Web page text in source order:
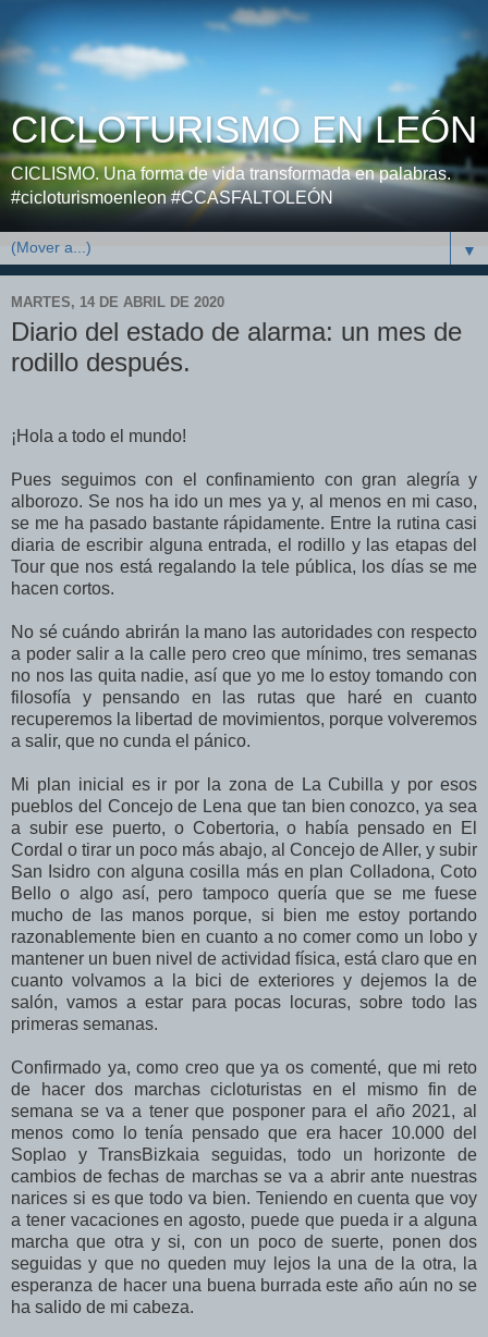
CICLOTURISMO EN LEÓN
CICLISMO. Una forma de vida transformada en palabras.
#cicloturismoenleon #CCASFALTOLEÓN
▼
MARTES, 14 DE ABRIL DE 2020
Diario del estado de alarma: un mes de
rodillo después.
¡Hola a todo el mundo!
Pues seguimos con el confinamiento con gran alegría y
alborozo. Se nos ha ido un mes ya y, al menos en mi caso,
se me ha pasado bastante rápidamente. Entre la rutina casi
diaria de escribir alguna entrada, el rodillo y las etapas del
Tour que nos está regalando la tele pública, los días se me
hacen cortos.
No sé cuándo abrirán la mano las autoridades con respecto
a poder salir a la calle pero creo que mínimo, tres semanas
no nos las quita nadie, así que yo me lo estoy tomando con
filosofía y pensando en las rutas que haré en cuanto
recuperemos la libertad de movimientos, porque volveremos
a salir, que no cunda el pánico.
Mi plan inicial es ir por la zona de La Cubilla y por esos
pueblos del Concejo de Lena que tan bien conozco, ya sea
a subir ese puerto, o Cobertoria, o había pensado en El
Cordal o tirar un poco más abajo, al Concejo de Aller, y subir
San Isidro con alguna cosilla más en plan Colladona, Coto
Bello o algo así, pero tampoco quería que se me fuese
mucho de las manos porque, si bien me estoy portando
razonablemente bien en cuanto a no comer como un lobo y
mantener un buen nivel de actividad física, está claro que en
cuanto volvamos a la bici de exteriores y dejemos la de
salón, vamos a estar para pocas locuras, sobre todo las
primeras semanas.
Confirmado ya, como creo que ya os comenté, que mi reto
de hacer dos marchas cicloturistas en el mismo fin de
semana se va a tener que posponer para el año 2021, al
menos como lo tenía pensado que era hacer 10.000 del
Soplao y TransBizkaia seguidas, todo un horizonte de
cambios de fechas de marchas se va a abrir ante nuestras
narices si es que todo va bien. Teniendo en cuenta que voy
a tener vacaciones en agosto, puede que pueda ir a alguna
marcha que otra y si, con un poco de suerte, ponen dos
seguidas y que no queden muy lejos la una de la otra, la
esperanza de hacer una buena burrada este año aún no se
ha salido de mi cabeza.